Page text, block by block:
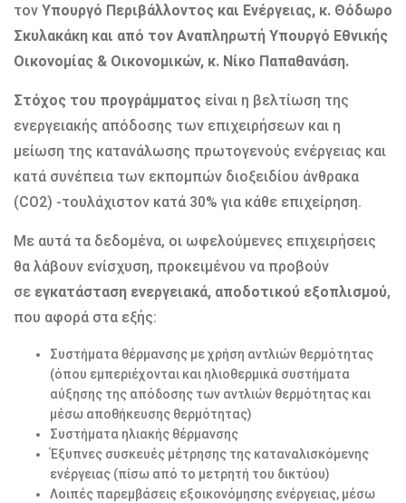
τον Υπουργό Περιβάλλοντος και Ενέργειας, κ. Θόδωρο
Σκυλακάκη και από τον Αναπληρωτή Υπουργό Εθνικής
Οικονομίας & Οικονομικών, κ. Νίκο Παπαθανάση.
Στόχος του προγράμματος είναι η βελτίωση της
ενεργειακής απόδοσης των επιχειρήσεων και η
μείωση της κατανάλωσης πρωτογενούς ενέργειας και
κατά συνέπεια των εκπομπών διοξειδίου άνθρακα
(CO2) -τουλάχιστον κατά 30% για κάθε επιχείρηση.
Με αυτά τα δεδομένα, οι ωφελούμενες επιχειρήσεις
θα λάβουν ενίσχυση, προκειμένου να προβούν
σε εγκατάσταση ενεργειακά, αποδοτικού εξοπλισμού,
που αφορά στα εξής:
Συστήματα θέρμανσης με χρήση αντλιών θερμότητας
(όπου εμπεριέχονται και ηλιοθερμικά συστήματα
αύξησης της απόδοσης των αντλιών θερμότητας και
μέσω αποθήκευσης θερμότητας)
Συστήματα ηλιακής θέρμανσης
Έξυπνες συσκευές μέτρησης της καταναλισκόμενης
ενέργειας (πίσω από το μετρητή του δικτύου)
Λοιπές παρεμβάσεις εξοικονόμησης ενέργειας, μέσω